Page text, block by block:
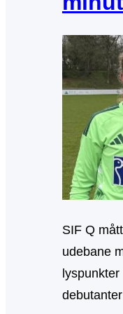
SIF Q
udebane